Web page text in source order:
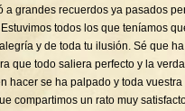
a grandes recuerdos ya pasados
todos los que teníamos
y de toda tu ilusión. Sé que ha
que todo saliera perfecto y la
hacer se ha palpado y toda vuestra
compartimos un rato muy